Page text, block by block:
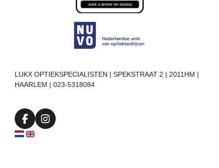
LUKX OPTIEKSPECIALISTEN | SPEKSTRAAT 2 | 2011HM |
HAARLEM | 023-5318084
F
a
I